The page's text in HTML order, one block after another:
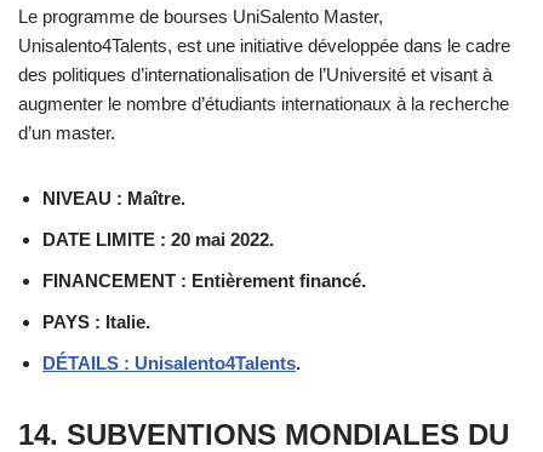
Le programme de bourses UniSalento Master,
Unisalento4Talents, est une initiative développée dans le cadre
des politiques d’internationalisation de l’Université et visant à
augmenter le nombre d’étudiants internationaux à la recherche
d’un master.
NIVEAU : Maître.
DATE LIMITE : 20 mai 2022.
FINANCEMENT : Entièrement financé.
PAYS : Italie.
DÉTAILS : Unisalento4Talents.
14. SUBVENTIONS MONDIALES DU